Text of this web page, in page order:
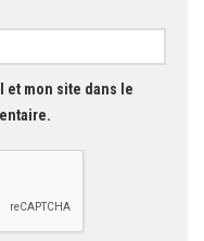
et mon site dans le